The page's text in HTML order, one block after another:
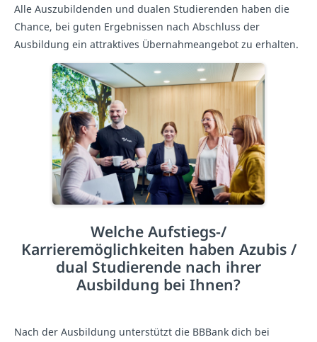
Alle Auszubildenden und dualen Studierenden haben die
Chance, bei guten Ergebnissen nach Abschluss der
Ausbildung ein attraktives Übernahmeangebot zu erhalten.
Welche Aufstiegs-/
Karrieremöglichkeiten haben Azubis /
dual Studierende nach ihrer
Ausbildung bei Ihnen?
Nach der Ausbildung unterstützt die BBBank dich bei